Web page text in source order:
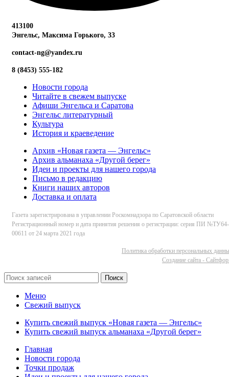
413100
Энгельс, Максима Горького, 33
contact-ng@yandex.ru
8 (8453) 555-182
Новости города
Читайте в свежем выпуске
Афиши Энгельса и Саратова
Энгельс литературный
Культура
История и краеведение
Архив «Новая газета — Энгельс»
Архив альманаха «Другой берег»
Идеи и проекты для нашего города
Письмо в редакцию
Книги наших авторов
Доставка и оплата
Газета зарегистрирована в управлении Роскомнадзора по Саратовской области
Регистрационный номер и дата принятия решения о регистрации: серия ПИ №ТУ64-
00611 от 24 марта 2021 года
Политика обработки персональных
Cоздание сайта -
Поиск
Меню
Свежий выпуск
Купить свежий выпуск «Новая газета — Энгельс»
Купить свежий выпуск альманаха «Другой берег»
Главная
Новости города
Точки продаж